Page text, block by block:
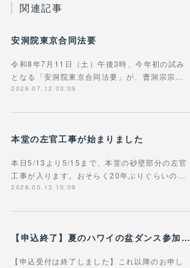
関連記事
安洞院東京合同法要
令和8年7月11日（土）午後3時、今年初の試み
となる「安洞院東京合同法要」が、曹洞宗宗…
2026.07.12 03:09
本堂の左官工事が始まりました
本日5/13より5/15まで、本堂の砂壁部分の左官
工事が入ります。おそらく20年ぶりぐらいの…
2026.05.13 10:09
【申込終了】夏のハワイの盆ダンス参加ツアー
【申込受付は終了しました】これ以降のお申し